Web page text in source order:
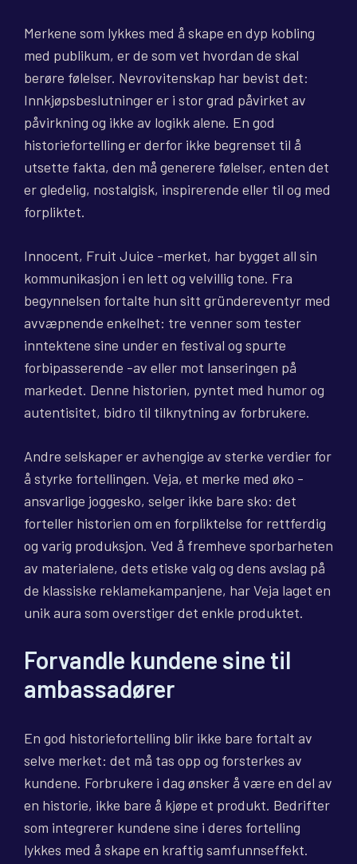
Merkene som lykkes med å skape en dyp kobling
med publikum, er de som vet hvordan de skal
berøre følelser. Nevrovitenskap har bevist det:
Innkjøpsbeslutninger er i stor grad påvirket av
påvirkning og ikke av logikk alene. En god
historiefortelling er derfor ikke begrenset til å
utsette fakta, den må generere følelser, enten det
er gledelig, nostalgisk, inspirerende eller til og med
forpliktet.
Innocent, Fruit Juice -merket, har bygget all sin
kommunikasjon i en lett og velvillig tone. Fra
begynnelsen fortalte hun sitt gründereventyr med
avvæpnende enkelhet: tre venner som tester
inntektene sine under en festival og spurte
forbipasserende -av eller mot lanseringen på
markedet. Denne historien, pyntet med humor og
autentisitet, bidro til tilknytning av forbrukere.
Andre selskaper er avhengige av sterke verdier for
å styrke fortellingen. Veja, et merke med øko -
ansvarlige joggesko, selger ikke bare sko: det
forteller historien om en forpliktelse for rettferdig
og varig produksjon. Ved å fremheve sporbarheten
av materialene, dets etiske valg og dens avslag på
de klassiske reklamekampanjene, har Veja laget en
unik aura som overstiger det enkle produktet.
Forvandle kundene sine til
ambassadører
En god historiefortelling blir ikke bare fortalt av
selve merket: det må tas opp og forsterkes av
kundene. Forbrukere i dag ønsker å være en del av
en historie, ikke bare å kjøpe et produkt. Bedrifter
som integrerer kundene sine i deres fortelling
lykkes med å skape en kraftig samfunnseffekt.